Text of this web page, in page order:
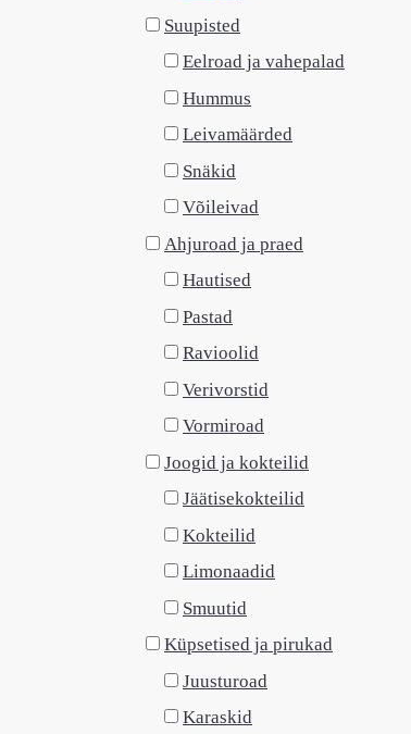
Suupisted
Eelroad ja vahepalad
Hummus
Leivamäärded
Snäkid
Võileivad
Ahjuroad ja praed
Hautised
Pastad
Ravioolid
Verivorstid
Vormiroad
Joogid ja kokteilid
Jäätisekokteilid
Kokteilid
Limonaadid
Smuutid
Küpsetised ja pirukad
Juusturoad
Karaskid